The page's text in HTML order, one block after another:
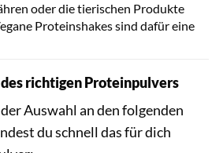
oder die tierischen Produkte
Proteinshakes sind dafür eine
richtigen Proteinpulvers
Auswahl an den folgenden
du schnell das für dich